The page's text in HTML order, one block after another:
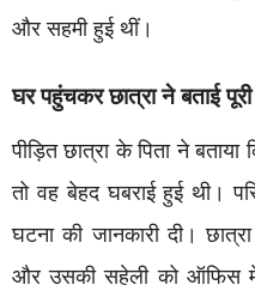
और सहमी हुई थीं।
घर पहुंचकर छात्रा ने बताई
पीड़ित छात्रा के पिता ने
तो वह बेहद घबराई हुई थी।
घटना की जानकारी दी।
और उसकी सहेली को ऑफिस